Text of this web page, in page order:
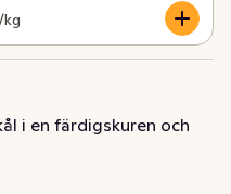
25,51 kr
kg/kg
i en färdigskuren och